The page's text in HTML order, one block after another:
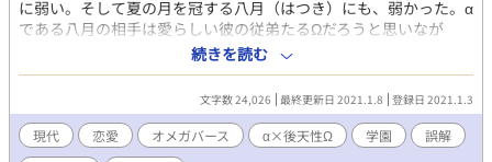
に弱い。そして夏の月を冠する八月（はつき）にも、弱かった。α
である八月の相手は愛らしい彼の従弟たるΩだろうと思いなが
ら、平凡なβの雪宗は八月との関係を続けていた。八月が切り出す
までは、このぬるま湯につかったような関係を終わらせてやらな
い。そう思っていた雪宗だったが……。 ※オメガバース。性描写
は薄く、主人公は面倒くさい性格です。
続きを読む
文字数 24,026 最終更新日 2021.1.8 登録日 2021.1.3
現代 恋愛 オメガバース α×後天性Ω 学園
誤解